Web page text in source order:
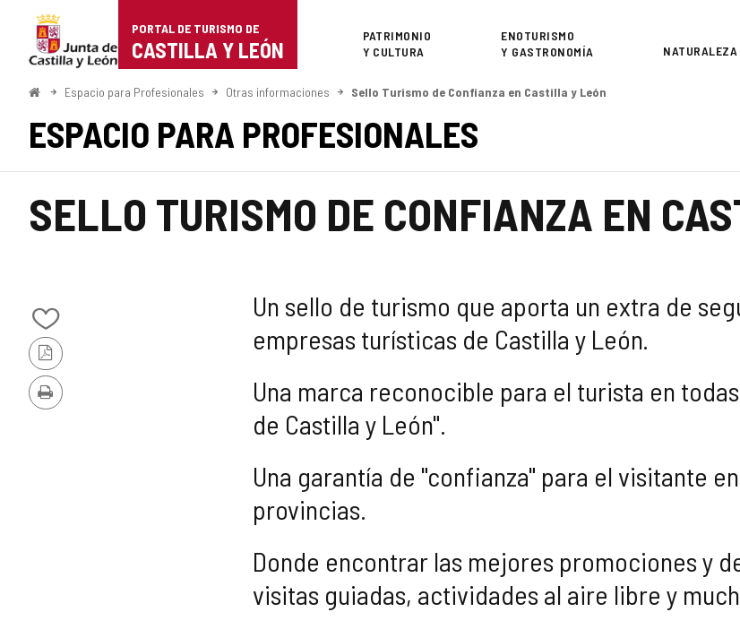
Portal
de
Turismo
de
Castilla
León
PORTAL DE TURISMO DE
CASTILLA Y LEÓN
Superior
PATRIMONIO
Y CULTURA
ENOTURISMO
Y GASTRONOMÍA
NATURALEZA
InicioEspacio para Profesionales Otras informaciones Sello Turismo de Confianza en Castilla y León
ESPACIO PARA PROFESIONALES
SELLO TURISMO DE CONFIANZA EN
Añadir/quitar
de
mis
cuadernos
Versión
PDF
Imprimir
Un sello de turismo que aporta un extra de
empresas turísticas de Castilla y León.
Una marca reconocible para el turista en
de Castilla y León".
Una garantía de "confianza" para el visitante
provincias.
Donde encontrar las mejores promociones y
visitas guiadas, actividades al aire libre y